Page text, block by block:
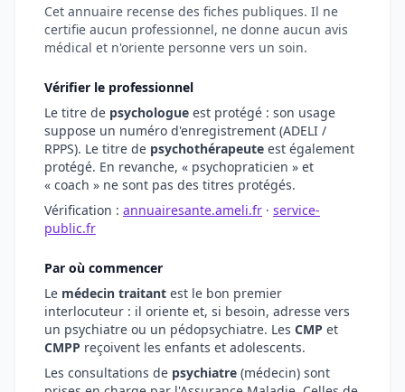
Cet annuaire recense des fiches publiques. Il ne
certifie aucun professionnel, ne donne aucun avis
médical et n'oriente personne vers un soin.
Vérifier le professionnel
Le titre de psychologue est protégé : son usage
suppose un numéro d'enregistrement (ADELI /
RPPS). Le titre de psychothérapeute est également
protégé. En revanche, « psychopraticien » et
« coach » ne sont pas des titres protégés.
Vérification : annuairesante.ameli.fr · service-
public.fr
Par où commencer
Le médecin traitant est le bon premier
interlocuteur : il oriente et, si besoin, adresse vers
un psychiatre ou un pédopsychiatre. Les CMP et
CMPP reçoivent les enfants et adolescents.
Les consultations de psychiatre (médecin) sont